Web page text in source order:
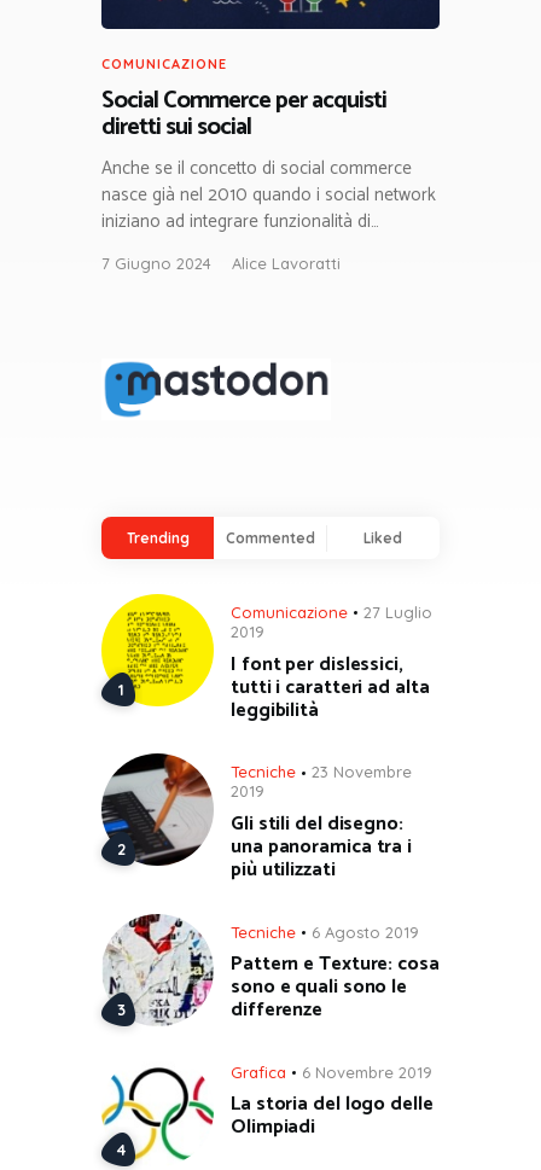
COMUNICAZIONE
Social Commerce per acquisti
diretti sui social
Anche se il concetto di social commerce
nasce già nel 2010 quando i social network
iniziano ad integrare funzionalità di…
7 Giugno 2024 Alice Lavoratti
Trending Commented Liked
Comunicazione
27 Luglio
2019
I font per dislessici,
tutti i caratteri ad alta
leggibilità
Tecniche
23 Novembre
2019
Gli stili del disegno:
una panoramica tra i
più utilizzati
Tecniche 6 Agosto 2019
Pattern e Texture: cosa
sono e quali sono le
differenze
Grafica 6 Novembre 2019
La storia del logo delle
Olimpiadi